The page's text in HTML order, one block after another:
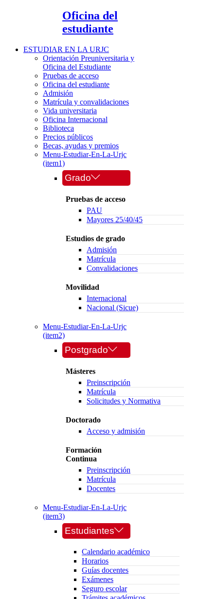
Oficina del
estudiante
ESTUDIAR EN LA URJC
Orientación Preuniversitaria y
Oficina del Estudiante
Pruebas de acceso
Oficina del estudiante
Admisión
Matrícula y convalidaciones
Vida universitaria
Oficina Internacional
Biblioteca
Precios públicos
Becas, ayudas y premios
Menu-Estudiar-En-La-Urjc
(item1)
Grado
Pruebas de acceso
PAU
Mayores 25/40/45
Estudios de grado
Admisión
Matrícula
Convalidaciones
Movilidad
Internacional
Nacional (Sicue)
Menu-Estudiar-En-La-Urjc
(item2)
Postgrado
Másteres
Preinscripción
Matrícula
Solicitudes y Normativa
Doctorado
Acceso y admisión
Formación
Continua
Preinscripción
Matrícula
Docentes
Menu-Estudiar-En-La-Urjc
(item3)
Estudiantes
Calendario académico
Horarios
Guías docentes
Exámenes
Seguro escolar